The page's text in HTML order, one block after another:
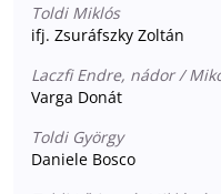
Toldi Miklós
ifj. Zsuráfszky Zoltán
Laczfi Endre, nádor /
Varga Donát
Toldi György
Daniele Bosco